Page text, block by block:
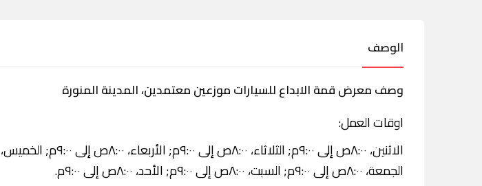
الوصف
وصف معرض قمة الابداع للسيارات موزعين معتمدين، المدينة المنورة
اوقات العمل:
الجمعة، ٨:٠٠ص إلى ٩:٠٠م; السبت، ٨:٠٠ص إلى ٩:٠٠م; الأحد، ٨:٠٠ص إلى ٩:٠٠م.